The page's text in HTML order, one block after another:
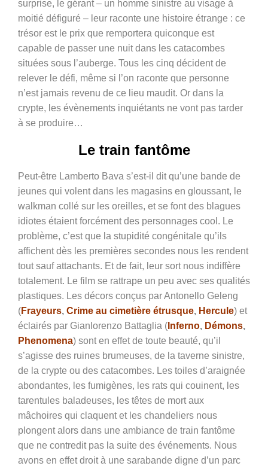
surprise, le gérant – un homme sinistre au visage à
moitié défiguré – leur raconte une histoire étrange : ce
trésor est le prix que remportera quiconque est
capable de passer une nuit dans les catacombes
situées sous l’auberge. Tous les cinq décident de
relever le défi, même si l’on raconte que personne
n’est jamais revenu de ce lieu maudit. Or dans la
crypte, les évènements inquiétants ne vont pas tarder
à se produire…
Le train fantôme
Peut-être Lamberto Bava s’est-il dit qu’une bande de
jeunes qui volent dans les magasins en gloussant, le
walkman collé sur les oreilles, et se font des blagues
idiotes étaient forcément des personnages cool. Le
problème, c’est que la stupidité congénitale qu’ils
affichent dès les premières secondes nous les rendent
tout sauf attachants. Et de fait, leur sort nous indiffère
totalement. Le film se rattrape un peu avec ses qualités
plastiques. Les décors conçus par Antonello Geleng
(Frayeurs, Crime au cimetière étrusque, Hercule) et
éclairés par Gianlorenzo Battaglia ( Inferno, Démons,
Phenomena) sont en effet de toute beauté, qu’il
s’agisse des ruines brumeuses, de la taverne sinistre,
de la crypte ou des catacombes. Les toiles d’araignée
abondantes, les fumigènes, les rats qui couinent, les
tarentules baladeuses, les têtes de mort aux
mâchoires qui claquent et les chandeliers nous
plongent alors dans une ambiance de train fantôme
que ne contredit pas la suite des événements. Nous
avons en effet droit à une sarabande digne d’un parc